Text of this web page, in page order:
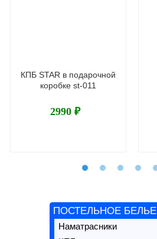
ПОСТЕЛЬНОЕ БЕЛЬЕ
Наматрасники
КПБ STAR в подарочной
коробке st-011
2990 ₽